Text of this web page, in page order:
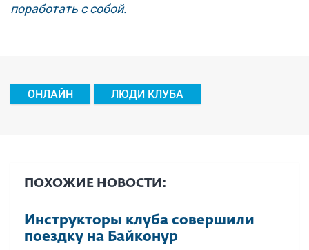
поработать с собой.
ОНЛАЙН ЛЮДИ КЛУБА
ПОХОЖИЕ НОВОСТИ:
Инструкторы клуба совершили
поездку на Байконур